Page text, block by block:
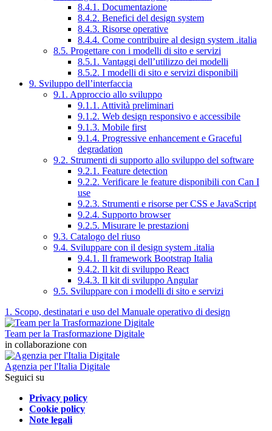
8.4.1. Documentazione
8.4.2. Benefici del design system
8.4.3. Risorse operative
8.4.4. Come contribuire al design system .italia
8.5. Progettare con i modelli di sito e servizi
8.5.1. Vantaggi dell’utilizzo dei modelli
8.5.2. I modelli di sito e servizi disponibili
9. Sviluppo dell’interfaccia
9.1. Approccio allo sviluppo
9.1.1. Attività preliminari
9.1.2. Web design responsivo e accessibile
9.1.3. Mobile first
9.1.4. Progressive enhancement e Graceful
degradation
9.2. Strumenti di supporto allo sviluppo del software
9.2.1. Feature detection
9.2.2. Verificare le feature disponibili con Can I
use
9.2.3. Strumenti e risorse per CSS e JavaScript
9.2.4. Supporto browser
9.2.5. Misurare le prestazioni
9.3. Catalogo del riuso
9.4. Sviluppare con il design system .italia
9.4.1. Il framework Bootstrap Italia
9.4.2. Il kit di sviluppo React
9.4.3. Il kit di sviluppo Angular
9.5. Sviluppare con i modelli di sito e servizi
1. Scopo, destinatari e uso del Manuale operativo di design
Team per la Trasformazione Digitale
in collaborazione con
Agenzia per l'Italia Digitale
Seguici su
Privacy policy
Cookie policy
Note legali